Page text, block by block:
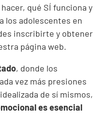
qué SÍ funciona y
los adolescentes en
inscribirte y obtener
página web.
, donde los
vez más presiones
de sí mismos,
es esencial